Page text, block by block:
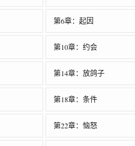
第6章：起因
第10章：约会
第14章：放鸽子
第18章：条件
第22章：恼怒